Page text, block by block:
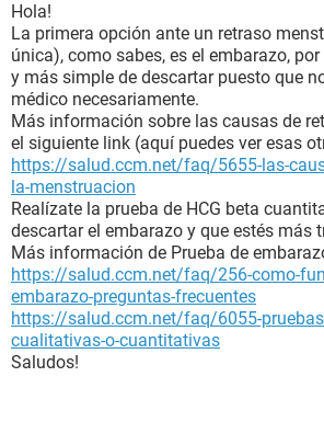
Hola!
La primera opción ante un retraso
única), como sabes, es el embarazo,
y más simple de descartar puesto que
médico necesariamente.
Más información sobre las causas de
el siguiente link (aquí puedes ver esas
https://salud.ccm.net/faq/5655-las-
la-menstruacion
Realízate la prueba de HCG beta
descartar el embarazo y que estés más
Más información de Prueba de
https://salud.ccm.net/faq/256-como-
embarazo-preguntas-frecuentes
https://salud.ccm.net/faq/6055-
cualitativas-o-cuantitativas
Saludos!